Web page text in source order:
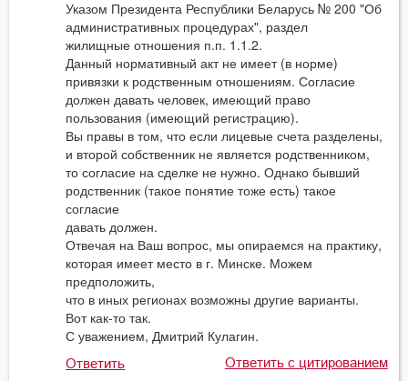
Указом Президента Республики Беларусь № 200 "Об
административных процедурах", раздел
жилищные отношения п.п. 1.1.2.
Данный нормативный акт не имеет (в норме)
привязки к родственным отношениям. Согласие
должен давать человек, имеющий право
пользования (имеющий регистрацию).
Вы правы в том, что если лицевые счета разделены,
и второй собственник не является родственником,
то согласие на сделке не нужно. Однако бывший
родственник (такое понятие тоже есть) такое
согласие
давать должен.
Отвечая на Ваш вопрос, мы опираемся на практику,
которая имеет место в г. Минске. Можем
предположить,
что в иных регионах возможны другие варианты.
Вот как-то так.
С уважением, Дмитрий Кулагин.
Ответить Ответить с цитированием